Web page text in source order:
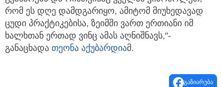
რომ ეს დღე დამდგარიყო, ამიტომ მიუხედავად
ცუდი პრაქტიკებისა, ზეიმში ვართ ერთიანი იმ
ხალხთან ერთად ვინც ამას აღნიშნავს,"-
განაცხადა თეონა აქუბარდიამ.
გაზიარება